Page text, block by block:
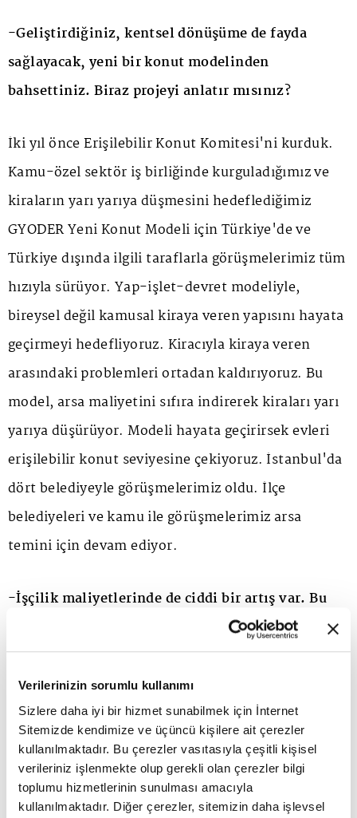
Verilerinizin sorumlu kullanımı
Sizlere daha iyi bir hizmet sunabilmek için İnternet
Sitemizde kendimize ve üçüncü kişilere ait çerezler
kullanılmaktadır. Bu çerezler vasıtasıyla çeşitli kişisel
verileriniz işlenmekte olup gerekli olan çerezler bilgi
toplumu hizmetlerinin sunulması amacıyla
kullanılmaktadır. Diğer çerezler, sitemizin daha işlevsel
-Geliştirdiğiniz, kentsel dönüşüme de fayda
sağlayacak, yeni bir konut modelinden
bahsettiniz. Biraz projeyi anlatır mısınız?
İki yıl önce Erişilebilir Konut Komitesi'ni kurduk.
Kamu-özel sektör iş birliğinde kurguladığımız ve
kiraların yarı yarıya düşmesini hedeflediğimiz
GYODER Yeni Konut Modeli için Türkiye'de ve
Türkiye dışında ilgili taraflarla görüşmelerimiz tüm
hızıyla sürüyor. Yap-işlet-devret modeliyle,
bireysel değil kamusal kiraya veren yapısını hayata
geçirmeyi hedefliyoruz. Kiracıyla kiraya veren
arasındaki problemleri ortadan kaldırıyoruz. Bu
model, arsa maliyetini sıfıra indirerek kiraları yarı
yarıya düşürüyor. Modeli hayata geçirirsek evleri
erişilebilir konut seviyesine çekiyoruz. İstanbul'da
dört belediyeyle görüşmelerimiz oldu. İlçe
belediyeleri ve kamu ile görüşmelerimiz arsa
temini için devam ediyor.
-İşçilik maliyetlerinde de ciddi bir artış var. Bu
gayrimenkul sektörünü nasıl etkiliyor?
Sektörümüzün çatı örgütü olarak hassasiyetle ele
aldığımız diğer bir konu da iş gücü sorunu. 11 ilin
ihyası çalışmalarında görev alacak işçi sayısının
yaklaşık 200 bin kişiye yakın olduğunu
hesaplıyoruz. İstanbul'daki dönüşüm için de bu